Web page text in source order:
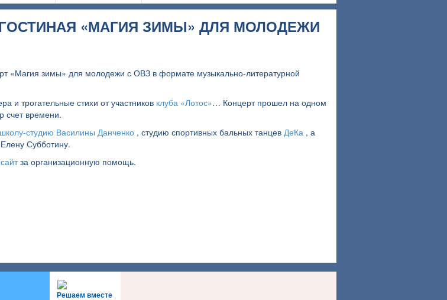
«МАГИЯ ЗИМЫ» ДЛЯ МОЛОДЕЖИ
«Магия зимы» для молодежи с ОВЗ в формате музыкально-литературной
и трогательные стихи от участников клуба «Лотос»… Концерт прошел на одном
счет времени.
студию Василины Данченко , студию спортивных бальных танцев ДеКа , а
Субботину.
за организационную помощь.
Решаем вместе